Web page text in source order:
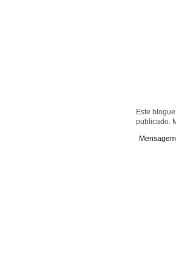
Este
publicado.